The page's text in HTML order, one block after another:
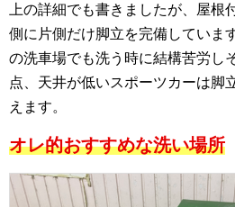
上の詳細でも書きましたが、屋根
側に片側だけ脚立を完備していま
の洗車場でも洗う時に結構苦労し
点、天井が低いスポーツカーは脚
えます。
オレ的おすすめな洗い場所